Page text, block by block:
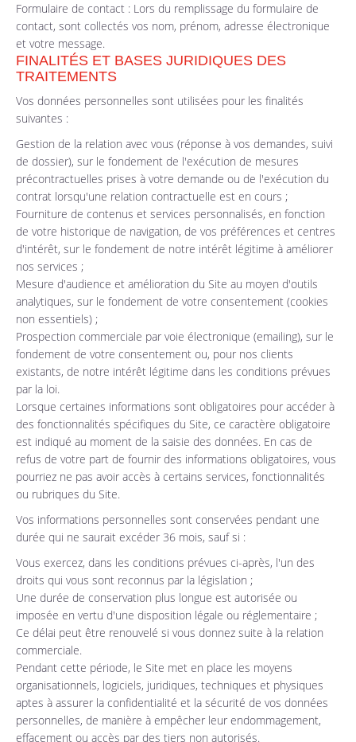
Formulaire de contact : Lors du remplissage du formulaire de
contact, sont collectés vos nom, prénom, adresse électronique
et votre message.
FINALITÉS ET BASES JURIDIQUES DES
TRAITEMENTS
Vos données personnelles sont utilisées pour les finalités
suivantes :
Gestion de la relation avec vous (réponse à vos demandes, suivi
de dossier), sur le fondement de l'exécution de mesures
précontractuelles prises à votre demande ou de l'exécution du
contrat lorsqu'une relation contractuelle est en cours ;
Fourniture de contenus et services personnalisés, en fonction
de votre historique de navigation, de vos préférences et centres
d'intérêt, sur le fondement de notre intérêt légitime à améliorer
nos services ;
Mesure d'audience et amélioration du Site au moyen d'outils
analytiques, sur le fondement de votre consentement (cookies
non essentiels) ;
Prospection commerciale par voie électronique (emailing), sur le
fondement de votre consentement ou, pour nos clients
existants, de notre intérêt légitime dans les conditions prévues
par la loi.
Lorsque certaines informations sont obligatoires pour accéder à
des fonctionnalités spécifiques du Site, ce caractère obligatoire
est indiqué au moment de la saisie des données. En cas de
refus de votre part de fournir des informations obligatoires, vous
pourriez ne pas avoir accès à certains services, fonctionnalités
ou rubriques du Site.
Vos informations personnelles sont conservées pendant une
durée qui ne saurait excéder 36 mois, sauf si :
Vous exercez, dans les conditions prévues ci-après, l'un des
droits qui vous sont reconnus par la législation ;
Une durée de conservation plus longue est autorisée ou
imposée en vertu d'une disposition légale ou réglementaire ;
Ce délai peut être renouvelé si vous donnez suite à la relation
commerciale.
Pendant cette période, le Site met en place les moyens
organisationnels, logiciels, juridiques, techniques et physiques
aptes à assurer la confidentialité et la sécurité de vos données
personnelles, de manière à empêcher leur endommagement,
effacement ou accès par des tiers non autorisés.